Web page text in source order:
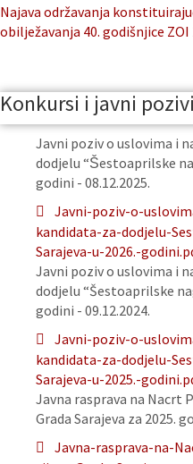
Najava održavanja
obilježavanja 40. godišnjice ZOI
Konkursi i javni pozivi
Javni poziv o uslovima i
dodjelu “Šestoaprilske
godini - 08.12.2025.
Javni-poziv-o-
kandidata-za-dodjelu-
Sarajeva-u-2026.-
Javni poziv o uslovima i
dodjelu “Šestoaprilske
godini - 09.12.2024.
Javni-poziv-o-
kandidata-za-dodjelu-
Sarajeva-u-2025.-
Javna rasprava na Nacrt
Grada Sarajeva za 2025.
Javna-rasprava-na-